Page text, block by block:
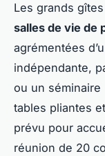
Les grands
salles de vie de
agrémentées
indépendante,
ou un
tables pliantes
prévu pour
réunion de 20